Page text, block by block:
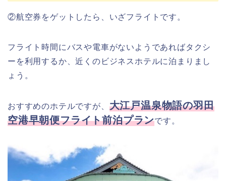
お得
トを
ゲッ
ウィッシュ
②航空券をゲットしたら、いざフライトです。
フライト時間にバスや電車がないようであればタクシ
ーを利用するか、近くのビジネスホテルに泊まりまし
ょう。
おすすめのホテルですが、 大江戸温泉物語の羽田
空港早朝便フライト前泊プランです。